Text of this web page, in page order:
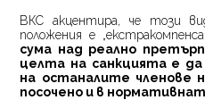
ВКС акцентира, че този
положения е
сума над реално
целта на санкцията е
на останалите членове
посочено и в